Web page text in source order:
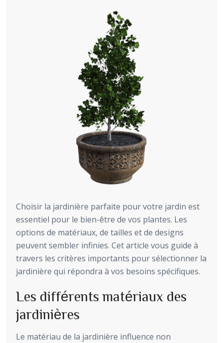
Choisir la jardinière parfaite pour votre jardin est
essentiel pour le bien-être de vos plantes. Les
options de matériaux, de tailles et de designs
peuvent sembler infinies. Cet article vous guide à
travers les critères importants pour sélectionner la
jardinière qui répondra à vos besoins spécifiques.
Les différents matériaux des
jardinières
Le matériau de la jardinière influence non